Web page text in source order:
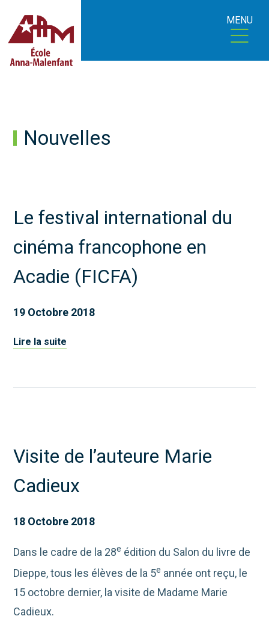
MENU
Nouvelles
Le festival international du
cinéma francophone en
Acadie (FICFA)
19 Octobre 2018
Lire la suite
Visite de l’auteure Marie
Cadieux
18 Octobre 2018
Dans le cadre de la 28e édition du Salon du livre de
Dieppe, tous les élèves de la 5e année ont reçu, le
15 octobre dernier, la visite de Madame Marie
Cadieux.